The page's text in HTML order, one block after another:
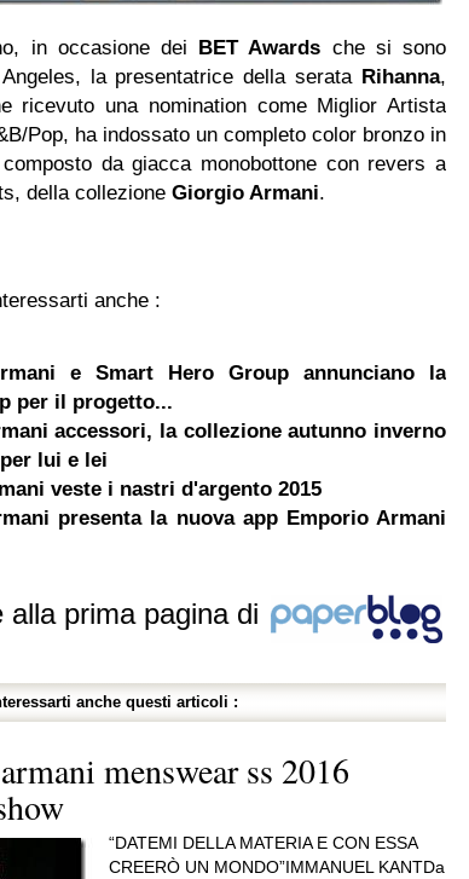
in occasione dei BET Awards che si sono
la presentatrice della serata Rihanna,
ricevuto una nomination come Miglior Artista
Pop, ha indossato un completo color bronzo in
da giacca monobottone con revers a
della collezione Giorgio Armani.
anche :
e Smart Hero Group annunciano la
per il progetto...
accessori, la collezione autunno inverno
lui e lei
veste i nastri d'argento 2015
presenta la nuova app Emporio Armani
alla prima pagina di
anche questi articoli :
menswear ss 2016
“DATEMI DELLA MATERIA E CON ESSA
CREERÒ UN MONDO”IMMANUEL KANTDa